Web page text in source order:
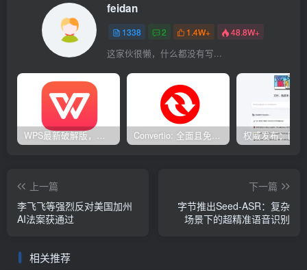
feidan
1338 2 1.4W+ 48.8W+
这家伙很懒，什么都没有写...
WPS最新破解版，已永久激活，无限制使用！ Convertio: 全面且免费的在线文件转换工具
上一篇
李飞飞等强烈反对美国加州
AI法案获通过
下一篇
字节推出Seed-ASR：复杂
场景下的超精准语音识别
相关推荐